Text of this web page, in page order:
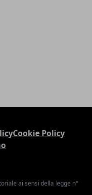
Cookie Policy
ai sensi della legge n°